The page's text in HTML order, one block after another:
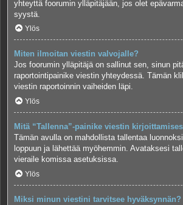
yhteyttä foorumin ylläpitäjään, jos olet
syystä.
Ylös
Miten ilmoitan viestin valvojalle?
Jos foorumin ylläpitäjä on sallinut sen, sinun
raportointipainike viestin yhteydessä. Tämän
viestin raportoinnin vaiheiden läpi.
Ylös
Mitä “Tallenna”-painike viestin
Tämän avulla on mahdollista tallentaa
loppuun ja lähettää myöhemmin. Avataksesi
vieraile komissa asetuksissa.
Ylös
Miksi minun viestini tarvitsee hyväksynnän?